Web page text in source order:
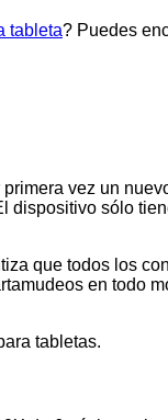
tableta? Puedes
vez un
dispositivo sólo
que todos los
en todo
tabletas.